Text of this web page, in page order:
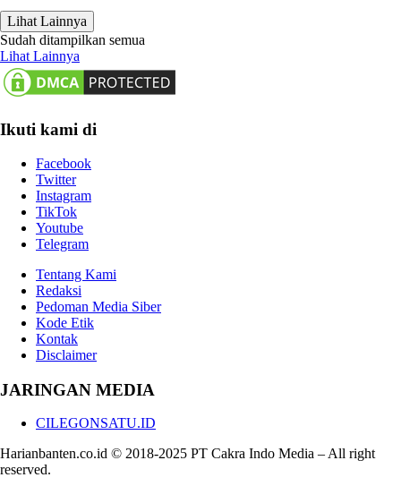
Lihat Lainnya
Sudah ditampilkan semua
Lihat Lainnya
Ikuti kami di
Facebook
Twitter
Instagram
TikTok
Youtube
Telegram
Tentang Kami
Redaksi
Pedoman Media Siber
Kode Etik
Kontak
Disclaimer
JARINGAN MEDIA
CILEGONSATU.ID
Harianbanten.co.id © 2018-2025 PT Cakra Indo Media – All right
reserved.